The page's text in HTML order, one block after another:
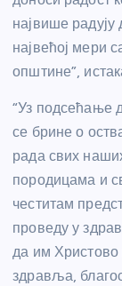
највише
највећој мери
општине”,
“Уз подсећање
се брине о
рада свих
породицама и
честитам
проведу у
да им
здравља,